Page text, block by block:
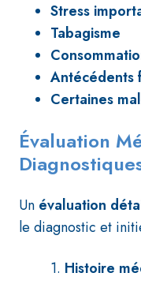
Stress
Tabagisme
Antécédents
Certaines
Évaluation
Un évaluation
le diagnostic et
1. Histoire